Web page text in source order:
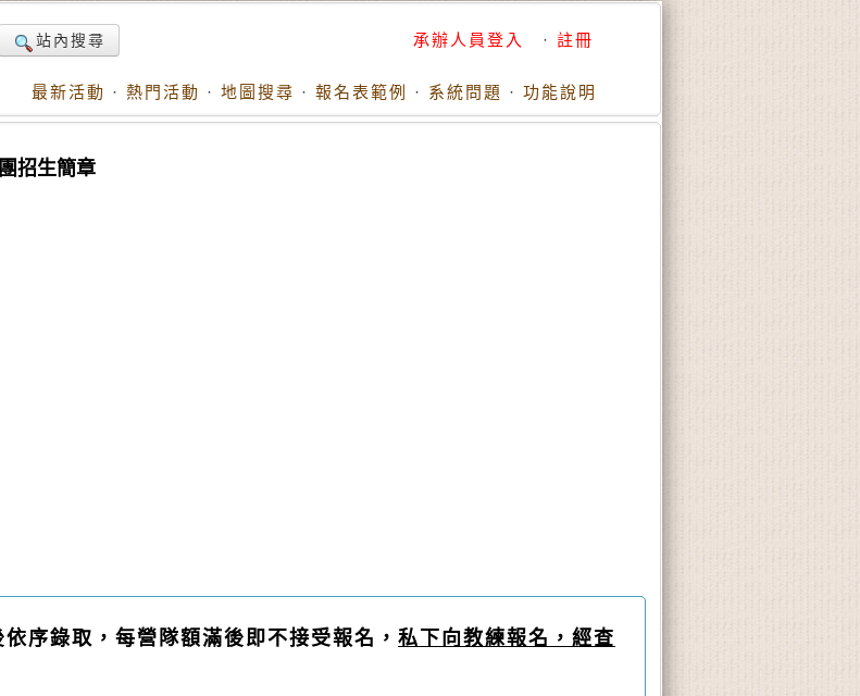
站內搜尋 承辦人員登入 · 註冊
最新活動 · 熱門活動 · 地圖搜尋 · 報名表範例 · 系統問題 · 功能說明
招生簡章
序錄取，每營隊額滿後即不接受報名， 私下向教練報名，經查